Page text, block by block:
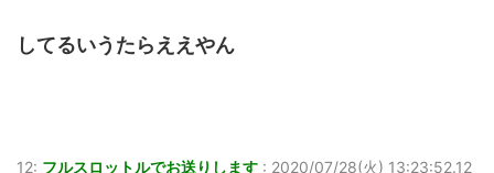
してるいうたらええやん
12: フルスロットルでお送りします : 2020/07/28(火) 13:23:52.12